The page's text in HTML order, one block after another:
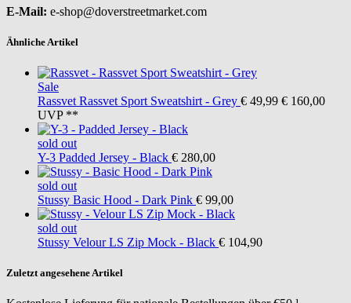
E-Mail: e-shop@doverstreetmarket.com
Ähnliche Artikel
Sale
Rassvet Rassvet Sport Sweatshirt - Grey € 49,99 € 160,00
UVP **
sold out
Y-3 Padded Jersey - Black € 280,00
sold out
Stussy Basic Hood - Dark Pink € 99,00
sold out
Stussy Velour LS Zip Mock - Black € 104,90
Zuletzt angesehene Artikel